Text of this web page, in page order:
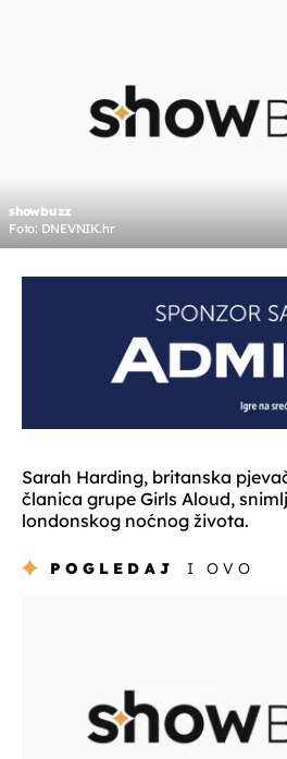
showbuzz
Foto: DNEVNIK.hr
Sarah Harding, britanska
članica grupe Girls Aloud,
londonskog noćnog života.
POGLEDAJ I OVO
OMOGUĆI